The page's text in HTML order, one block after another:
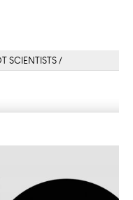
SCIENTISTS